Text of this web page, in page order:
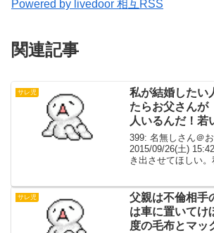
Powered by livedoor 相互RSS
関連記事
サレ児
私が結婚したい
たらお父さんが
人いるんだ！若
同じくらい！」
連れてきた
399: 名無しさん＠
2015/09/26(土)
き出させてほしい
同じくらい！」と言
サレ児
父親は不倫相手
は車に置いてけ
度の毛布とマッ